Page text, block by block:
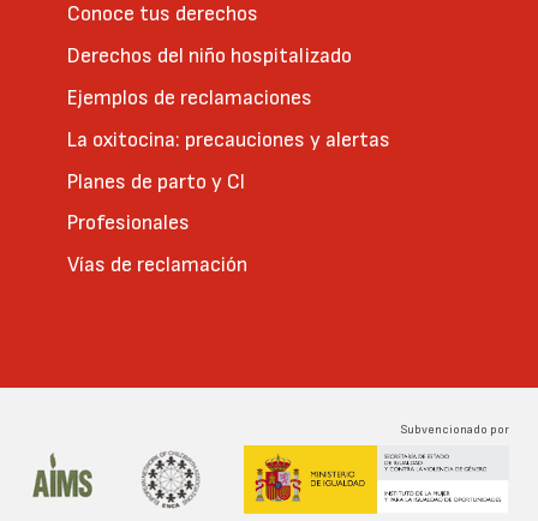
Conoce tus derechos
Derechos del niño hospitalizado
Ejemplos de reclamaciones
La oxitocina: precauciones y alertas
Planes de parto y CI
Profesionales
Vías de reclamación
Subvencionado por